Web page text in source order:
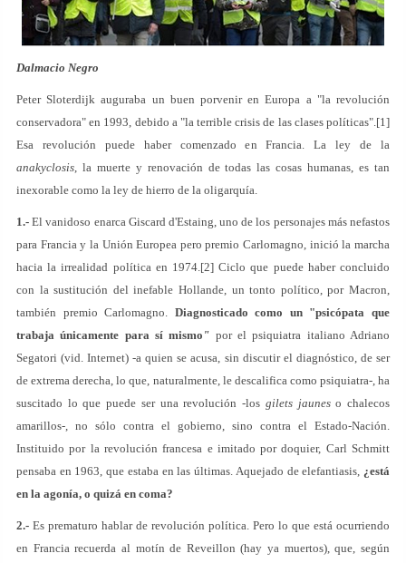
Dalmacio Negro
Peter Sloterdijk auguraba un buen porvenir en Europa a "la revolución
conservadora" en 1993, debido a "la terrible crisis de las clases políticas".[1]
Esa revolución puede haber comenzado en Francia. La ley de la
anakyclosis, la muerte y renovación de todas las cosas humanas, es tan
inexorable como la ley de hierro de la oligarquía.
1.- El vanidoso enarca Giscard d'Estaing, uno de los personajes más nefastos
para Francia y la Unión Europea pero premio Carlomagno, inició la marcha
hacia la irrealidad política en 1974.[2] Ciclo que puede haber concluido
con la sustitución del inefable Hollande, un tonto político, por Macron,
también premio Carlomagno. Diagnosticado como un "psicópata que
trabaja únicamente para sí mismo " por el psiquiatra italiano Adriano
Segatori (vid. Internet) -a quien se acusa, sin discutir el diagnóstico, de ser
de extrema derecha, lo que, naturalmente, le descalifica como psiquiatra-, ha
suscitado lo que puede ser una revolución -los gilets jauneso chalecos
amarillos-, no sólo contra el gobierno, sino contra el Estado-Nación.
Instituido por la revolución francesa e imitado por doquier, Carl Schmitt
pensaba en 1963, que estaba en las últimas. Aquejado de elefantiasis, ¿está
en la agonía, o quizá en coma?
2.- Es prematuro hablar de revolución política. Pero lo que está ocurriendo
en Francia recuerda al motín de Reveillon (hay ya muertos), que, según